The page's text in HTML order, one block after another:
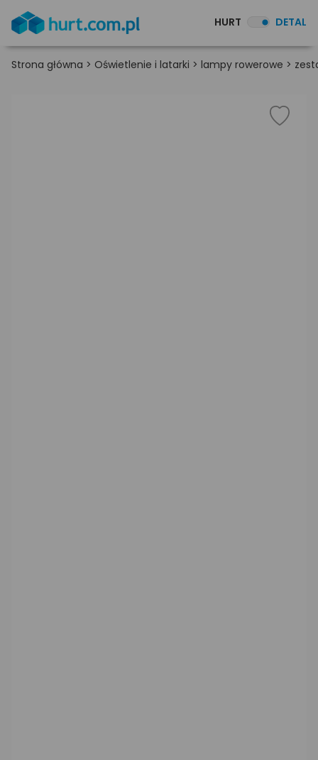
HURT DETAL
Strona główna > Oświetlenie i latarki > lampy rowerowe >